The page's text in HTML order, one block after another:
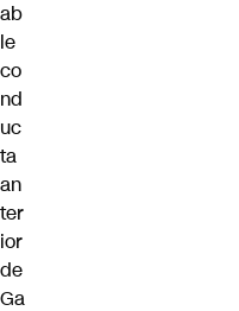
ab
le
co
nd
uc
ta
an
ter
ior
de
Ga